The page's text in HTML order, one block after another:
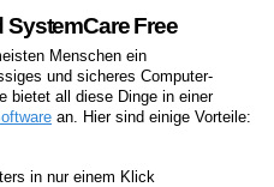
SystemCare Free
Menschen ein
und sicheres Computer-
bietet all diese Dinge in einer
an. Hier sind einige Vorteile:
in nur einem Klick